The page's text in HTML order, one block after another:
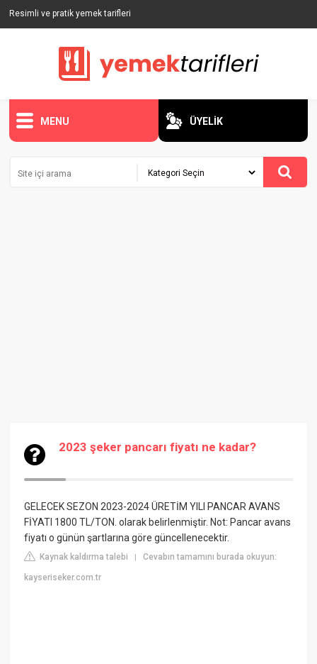
Resimli ve pratik yemek tarifleri
MENU ÜYELİK
2023 şeker pancarı fiyatı ne kadar?
GELECEK SEZON 2023-2024 ÜRETİM YILI PANCAR AVANS
FİYATI 1800 TL/TON. olarak belirlenmiştir. Not: Pancar avans
fiyatı o günün şartlarına göre güncellenecektir.
Kaynak kaldırma talebi |Cevabın tamamını burada okuyun:
kayseriseker.com.tr